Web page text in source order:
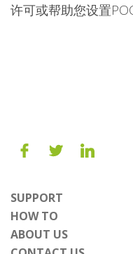
许可或帮助您设置POC
SUPPORT
HOW TO
ABOUT US